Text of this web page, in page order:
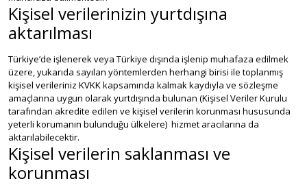
Kişisel verilerinizin yurtdışına
aktarılması
Türkiye’de işlenerek veya Türkiye dışında işlenip muhafaza edilmek
üzere, yukarıda sayılan yöntemlerden herhangi birisi ile toplanmış
kişisel verileriniz KVKK kapsamında kalmak kaydıyla ve sözleşme
amaçlarına uygun olarak yurtdışında bulunan (Kişisel Veriler Kurulu
tarafından akredite edilen ve kişisel verilerin korunması hususunda
yeterli korumanın bulunduğu ülkelere) hizmet aracılarına da
aktarılabilecektir.
Kişisel verilerin saklanması ve
korunması